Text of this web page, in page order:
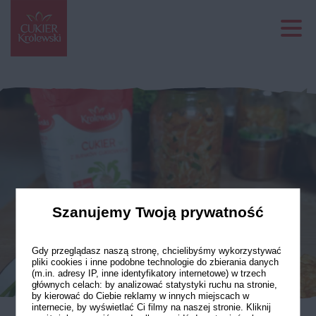
Szanujemy Twoją prywatność
Gdy przeglądasz naszą stronę, chcielibyśmy wykorzystywać
pliki cookies i inne podobne technologie do zbierania danych
(m.in. adresy IP, inne identyfikatory internetowe) w trzech
głównych celach: by analizować statystyki ruchu na stronie,
by kierować do Ciebie reklamy w innych miejscach w
internecie, by wyświetlać Ci filmy na naszej stronie. Kliknij